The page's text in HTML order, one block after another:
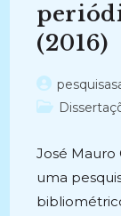
(2016)
Autor
do
Categoria
José Mauro
uma